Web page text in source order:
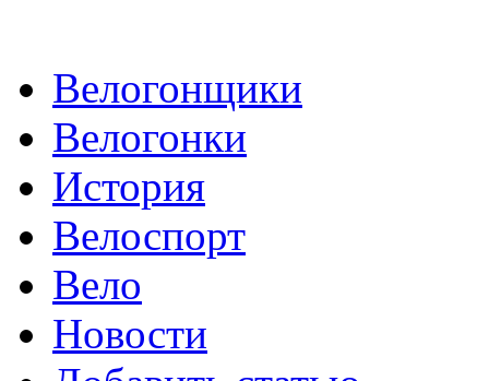
Велогонщики
Велогонки
История
Велоспорт
Вело
Новости